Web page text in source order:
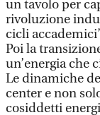
un tavolo per
rivoluzione
cicli
Poi la
un’energia che
Le dinamiche
center e non
cosiddetti